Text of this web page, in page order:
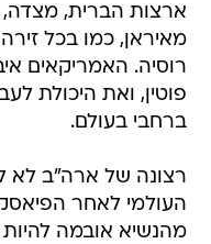
ארצות הברית, מצדה,
מאיראן, כמו בכל
רוסיה. האמריקאים
פוטין, ואת היכולת
ברחבי בעולם.
רצונה של ארה"ב לא
העולמי לאחר
מהנשיא אובמה להיות